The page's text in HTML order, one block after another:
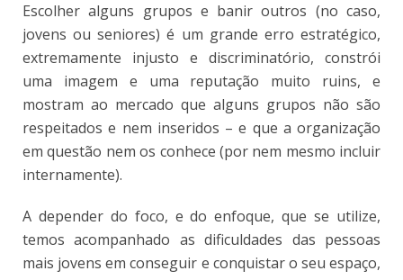
Escolher alguns grupos e banir outros (no caso,
jovens ou seniores) é um grande erro estratégico,
extremamente injusto e discriminatório, constrói
uma imagem e uma reputação muito ruins, e
mostram ao mercado que alguns grupos não são
respeitados e nem inseridos – e que a organização
em questão nem os conhece (por nem mesmo incluir
internamente).
A depender do foco, e do enfoque, que se utilize,
temos acompanhado as dificuldades das pessoas
mais jovens em conseguir e conquistar o seu espaço,